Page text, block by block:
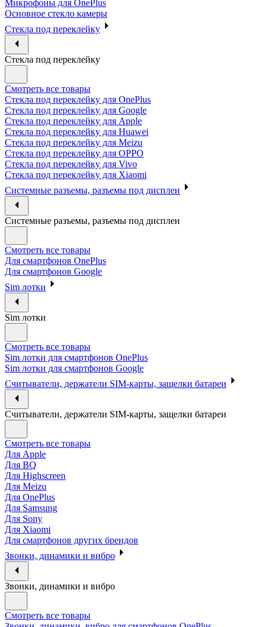
Микрофоны для OnePlus
Основное стекло камеры
Стекла под переклейку
Стекла под переклейку
Смотреть все товары
Стекла под переклейку для OnePlus
Стекла под переклейку для Google
Стекла под переклейку для Apple
Стекла под переклейку для Huawei
Стекла под переклейку для Meizu
Стекла под переклейку для OPPO
Стекла под переклейку для Vivo
Стекла под переклейку для Xiaomi
Системные разъемы, разъемы под дисплеи
Системные разъемы, разъемы под дисплеи
Смотреть все товары
Для смартфонов OnePlus
Для смартфонов Google
Sim лотки
Sim лотки
Смотреть все товары
Sim лотки для смартфонов OnePlus
Sim лотки для смартфонов Google
Считыватели, держатели SIM-карты, защелки батареи
Считыватели, держатели SIM-карты, защелки батареи
Смотреть все товары
Для Apple
Для BQ
Для Highscreen
Для Meizu
Для OnePlus
Для Samsung
Для Sony
Для Xiaomi
Для смартфонов других брендов
Звонки, динамики и вибро
Звонки, динамики и вибро
Смотреть все товары